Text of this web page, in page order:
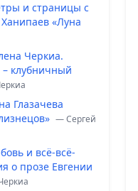
и страницы с
«Луна
Черкиа.
клубничный
Глазачева
— Сергей
и всё-всё-
о прозе Евгении